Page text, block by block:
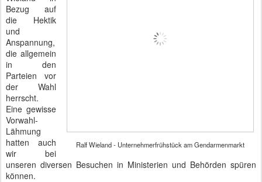
Ralf Wieland - Unternehmerfrühstück am Gendarmenmarkt
Bezug auf
die Hektik
und
Anspannung,
die allgemein
in den
Parteien vor
der Wahl
herrscht.
Eine gewisse
Vorwahl-
Lähmung
hatten auch
wir bei
unseren diversen Besuchen in Ministerien und Behörden spüren
können.